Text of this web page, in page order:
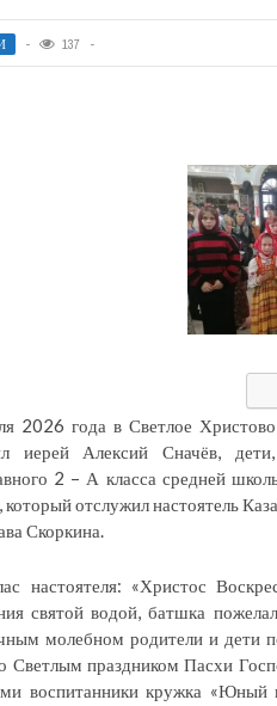
137
2026 года в Светлое
иерей Алексий Сначёв,
2 – А класса средней
который отслужил настоятель
Скоркина.
настоятеля: «Христос
святой водой, батшка
молебном родители и дети
Светлым праздником Пасхи
воспитанники кружка «Юный